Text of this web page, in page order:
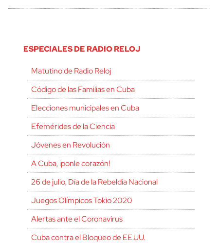
ESPECIALES DE RADIO RELOJ
Matutino de Radio Reloj
Código de las Familias en Cuba
Elecciones municipales en Cuba
Efemérides de la Ciencia
Jóvenes en Revolución
A Cuba, ¡ponle corazón!
26 de julio, Día de la Rebeldía Nacional
Juegos Olímpicos Tokio 2020
Alertas ante el Coronavirus
Cuba contra el Bloqueo de EE.UU.